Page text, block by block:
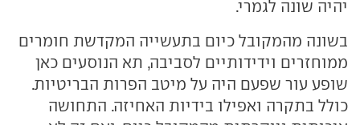
יהיה שונה לגמרי.
בשונה מהמקובל כיום בתעשייה המקדשת חומרים
ממוחזרים וידידותיים לסביבה, תא הנוסעים כאן
שופע עור שפעם היה על מיטב הפרות הבריטיות.
כולל בתקרה ואפילו בידיות האחיזה. התחושה